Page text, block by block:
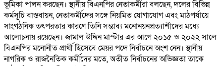
ভূমিকা পালন করছেন। স্থানীয় বিএনপির নেতাকর্মীরা বলছেন, দলের বিভিন্ন
কর্মসূচি বাস্তবায়ন, নেতাকর্মীদের সঙ্গে নিয়মিত যোগাযোগ এবং মাঠপর্যায়ে
সাংগঠনিক তৎপরতার কারণে তিনি সম্ভাব্য মনোনয়নপ্রত্যাশীদের মধ্যে
আলোচনায় রয়েছেন। জামাল উদ্দিন মাস্টার এর আগে ২০১৫ ও ২০২২ সালে
বিএনপির মনোনীত প্রার্থী হিসেবে মেয়র পদে নির্বাচনে অংশ নেন। স্থানীয়
নাগরিক ও রাজনৈতিক কর্মীদের মতে, অতীত নির্বাচনের অভিজ্ঞতা তাকে